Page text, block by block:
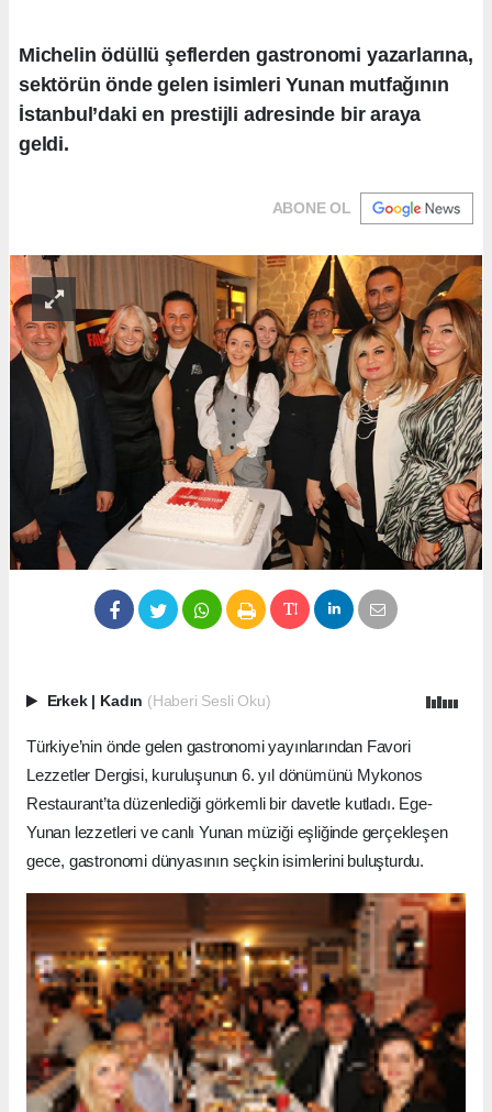
Michelin ödüllü şeflerden gastronomi yazarlarına,
sektörün önde gelen isimleri Yunan mutfağının
İstanbul’daki en prestijli adresinde bir araya
geldi.
ABONE OL
Erkek Kadın (Haberi Sesli Oku)
Türkiye’nin önde gelen gastronomi yayınlarından Favori
Lezzetler Dergisi, kuruluşunun 6. yıl dönümünü Mykonos
Restaurant’ta düzenlediği görkemli bir davetle kutladı. Ege-
Yunan lezzetleri ve canlı Yunan müziği eşliğinde gerçekleşen
gece, gastronomi dünyasının seçkin isimlerini buluşturdu.